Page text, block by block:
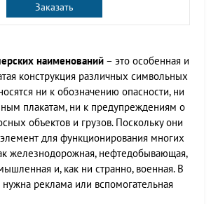
Заказать
наименований – это особенная и
конструкция различных символьных
ни к обозначению опасности, ни
плакатам, ни к предупреждениям о
объектов и грузов. Поскольку они
для функционирования многих
железнодорожная, нефтедобывающая,
и, как ни странно, военная. В
реклама или вспомогательная